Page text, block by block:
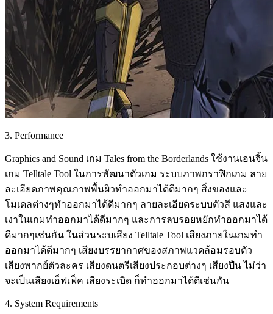
3. Performance
Graphics and Sound เกม Tales from the Borderlands ใช้งานเอนจิ้น
เกม Telltale Tool ในการพัฒนาตัวเกม ระบบภาพกราฟิกเกม ลาย
ละเอียดภาพคุณภาพพื้นผิวทำออกมาได้ดีมากๆ สิ่งของและ
โมเดลต่างๆทำออกมาได้ดีมากๆ ลายละเอียดระบบตัวสี แสงและ
เงาในเกมทำออกมาได้ดีมากๆ และการลบรอยหยักทำออกมาได้
ดีมากๆเช่นกัน ในส่วนระบเสียง Telltale Tool เสียงภายในเกมทำ
ออกมาได้ดีมากๆ เสียงบรรยากาศของสภาพแวดล้อมรอบตัว
เสียงพากย์ตัวละคร เสียงดนตรีเสียงประกอบต่างๆ เสียงปืน ไม่ว่า
จะเป็นเสียงเอ็ฟเฟ็ค เสียงระเบิด ก็ทำออกมาได้ดีเช่นกัน
4. System Requirements